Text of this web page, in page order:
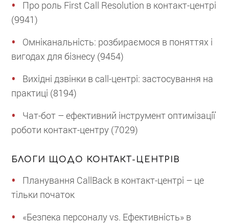
Про роль First Call Resolution в контакт-центрі
(9941)
Омніканальність: розбираємося в поняттях і
вигодах для бізнесу (9454)
Вихідні дзвінки в call-центрі: застосування на
практиці (8194)
Чат-бот – ефективний інструмент оптимізації
роботи контакт-центру (7029)
БЛОГИ ЩОДО КОНТАКТ-ЦЕНТРІВ
Планування CallBack в контакт-центрі – це
тільки початок
«Безпека персоналу vs. Ефективність» в